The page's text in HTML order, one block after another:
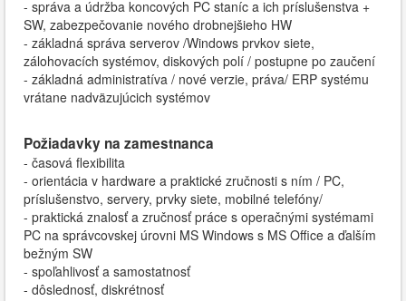
- správa a údržba koncových PC staníc a ich príslušenstva +
SW, zabezpečovanie nového drobnejšieho HW
- základná správa serverov /Windows prvkov siete,
zálohovacích systémov, diskových polí / postupne po zaučení
- základná administratíva / nové verzie, práva/ ERP systému
vrátane nadväzujúcich systémov
Požiadavky na zamestnanca
- časová flexibilita
- orientácia v hardware a praktické zručnosti s ním / PC,
príslušenstvo, servery, prvky siete, mobilné telefóny/
- praktická znalosť a zručnosť práce s operačnými systémami
PC na správcovskej úrovni MS Windows s MS Office a ďalším
bežným SW
- spoľahlivosť a samostatnosť
- dôslednosť, diskrétnosť